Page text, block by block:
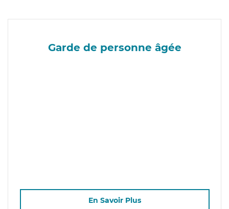
Garde de personne âgée
En Savoir Plus